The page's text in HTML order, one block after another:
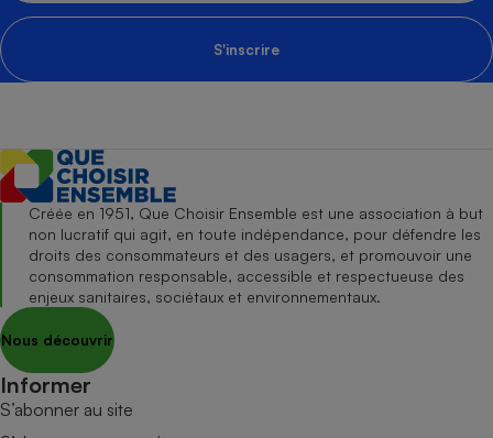
S'inscrire
Créée en 1951, Que Choisir Ensemble est une association à but
non lucratif qui agit, en toute indépendance, pour défendre les
droits des consommateurs et des usagers, et promouvoir une
consommation responsable, accessible et respectueuse des
enjeux sanitaires, sociétaux et environnementaux.
Nous découvrir
Informer
S’abonner au site